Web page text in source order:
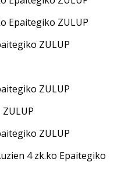
Epaitegiko ZULUP
ZULUP
ZULUP
ZULUP
4 zk.ko Epaitegiko